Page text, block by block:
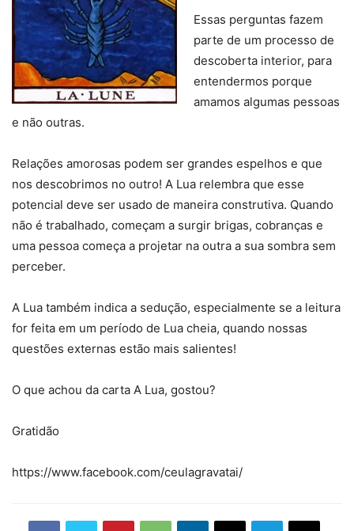
Essas perguntas fazem
parte de um processo de
descoberta interior, para
entendermos porque
amamos algumas pessoas
e não outras.
Relações amorosas podem ser grandes espelhos e que
nos descobrimos no outro! A Lua relembra que esse
potencial deve ser usado de maneira construtiva. Quando
não é trabalhado, começam a surgir brigas, cobranças e
uma pessoa começa a projetar na outra a sua sombra sem
perceber.
A Lua também indica a sedução, especialmente se a leitura
for feita em um período de Lua cheia, quando nossas
questões externas estão mais salientes!
O que achou da carta A Lua, gostou?
Gratidão
https://www.facebook.com/ceulagravatai/